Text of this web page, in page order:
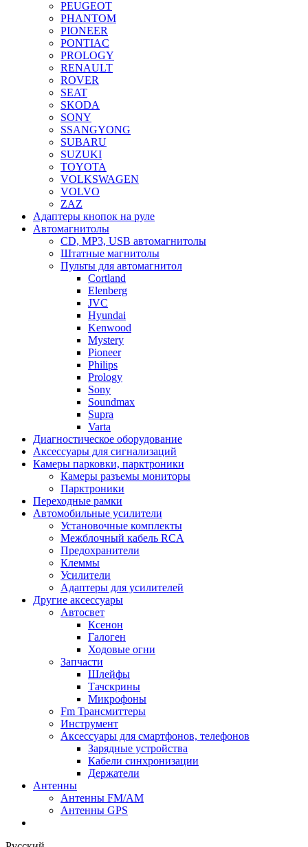
PEUGEOT
PHANTOM
PIONEER
PONTIAC
PROLOGY
RENAULT
ROVER
SEAT
SKODA
SONY
SSANGYONG
SUBARU
SUZUKI
TOYOTA
VOLKSWAGEN
VOLVO
ZAZ
Адаптеры кнопок на руле
Автомагнитолы
CD, MP3, USB автомагнитолы
Штатные магнитолы
Пульты для автомагнитол
Cortland
Elenberg
JVC
Hyundai
Kenwood
Mystery
Pioneer
Philips
Prology
Sony
Soundmax
Supra
Varta
Диагностическое оборудование
Аксессуары для сигнализаций
Камеры парковки, парктроники
Камеры разъемы мониторы
Парктроники
Переходные рамки
Автомобильные усилители
Установочные комплекты
Межблочный кабель RCA
Предохранители
Клеммы
Усилители
Адаптеры для усилителей
Другие аксессуары
Автосвет
Ксенон
Галоген
Ходовые огни
Запчасти
Шлейфы
Тачскрины
Микрофоны
Fm Трансмиттеры
Инструмент
Аксессуары для смартфонов, телефонов
Зарядные устройства
Кабели синхронизации
Держатели
Антенны
Антенны FM/AM
Антенны GPS